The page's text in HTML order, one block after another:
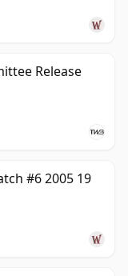
Release
#6 2005 19